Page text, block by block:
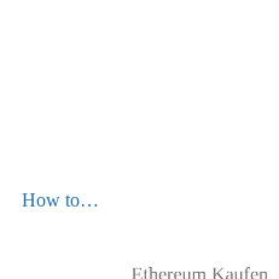
How to…